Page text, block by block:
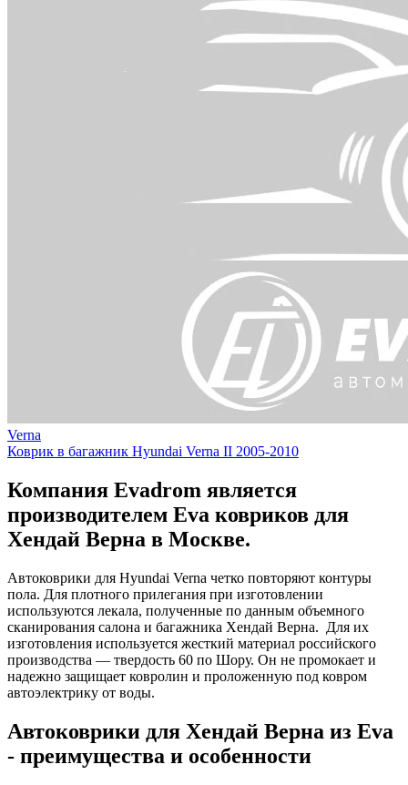
Verna
Коврик в багажник Hyundai Verna II 2005-2010
Компания Evadrom является
производителем Eva ковриков для
Хендай Верна в Москве.
Автоковрики для Hyundai Verna четко повторяют контуры
пола. Для плотного прилегания при изготовлении
используются лекала, полученные по данным объемного
сканирования салона и багажника Хендай Верна. Для их
изготовления используется жесткий материал российского
производства — твердость 60 по Шору. Он не промокает и
надежно защищает ковролин и проложенную под ковром
автоэлектрику от воды.
Автоковрики для Хендай Верна из Eva
- преимущества и особенности